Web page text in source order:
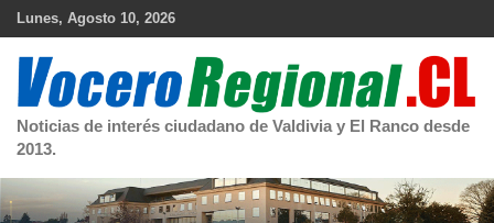
Skip
Lunes, Agosto 10, 2026
Noticias de interés ciudadano de Valdivia y El Ranco desde
2013.